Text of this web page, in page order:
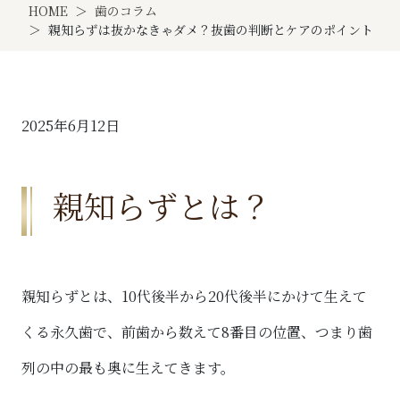
HOME
歯のコラム
親知らずは抜かなきゃダメ？抜歯の判断とケアのポイント
2025年6月12日
親知らずとは？
親知らずとは、10代後半から20代後半にかけて生えて
くる永久歯で、前歯から数えて8番目の位置、つまり歯
列の中の最も奥に生えてきます。